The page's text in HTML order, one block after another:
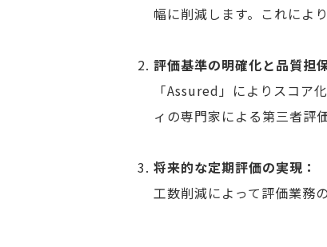
幅に削減します。これによ
評価基準の明確化と品質担
「Assured」によりスコア
ィの専門家による第三者評
将来的な定期評価の実現：
工数削減によって評価業務